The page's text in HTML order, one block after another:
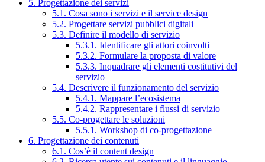
5. Progettazione dei servizi
5.1. Cosa sono i servizi e il service design
5.2. Progettare servizi pubblici digitali
5.3. Definire il modello di servizio
5.3.1. Identificare gli attori coinvolti
5.3.2. Formulare la proposta di valore
5.3.3. Inquadrare gli elementi costitutivi del
servizio
5.4. Descrivere il funzionamento del servizio
5.4.1. Mappare l’ecosistema
5.4.2. Rappresentare i flussi di servizio
5.5. Co-progettare le soluzioni
5.5.1. Workshop di co-progettazione
6. Progettazione dei contenuti
6.1. Cos’è il content design